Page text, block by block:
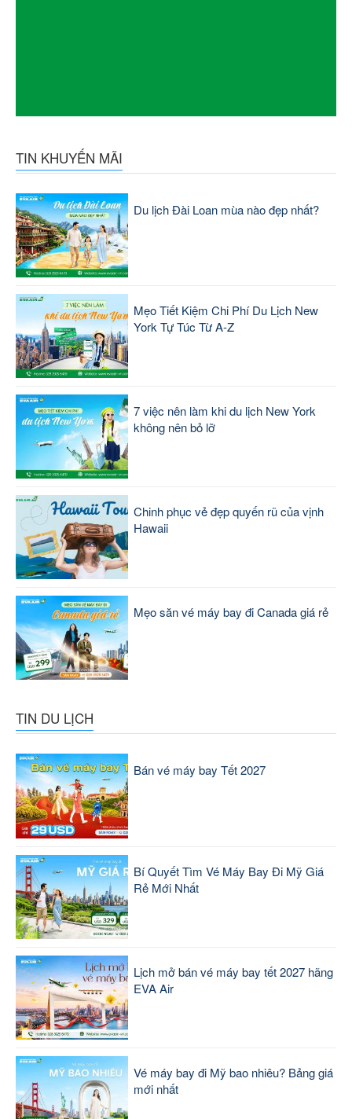
TIN KHUYẾN MÃI
Du lịch Đài Loan mùa nào đẹp nhất?
Mẹo Tiết Kiệm Chi Phí Du Lịch New
York Tự Túc Từ A-Z
7 việc nên làm khi du lịch New York
không nên bỏ lỡ
Chinh phục vẻ đẹp quyến rũ của vịnh
Hawaii
Mẹo săn vé máy bay đi Canada giá rẻ
TIN DU LỊCH
Bán vé máy bay Tết 2027
Bí Quyết Tìm Vé Máy Bay Đi Mỹ Giá
Rẻ Mới Nhất
Lịch mở bán vé máy bay tết 2027 hãng
EVA Air
Vé máy bay đi Mỹ bao nhiêu? Bảng giá
mới nhất